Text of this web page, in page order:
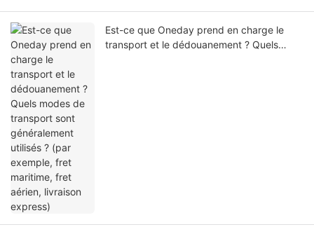
Est-ce que Oneday prend en charge le
transport et le dédouanement ? Quels